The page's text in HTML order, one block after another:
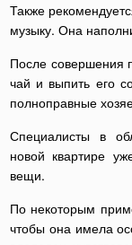
Также
музыку. Она
После совершения
чай и выпить его
полноправные
Специалисты в
новой квартире
вещи.
По некоторым
чтобы она имела